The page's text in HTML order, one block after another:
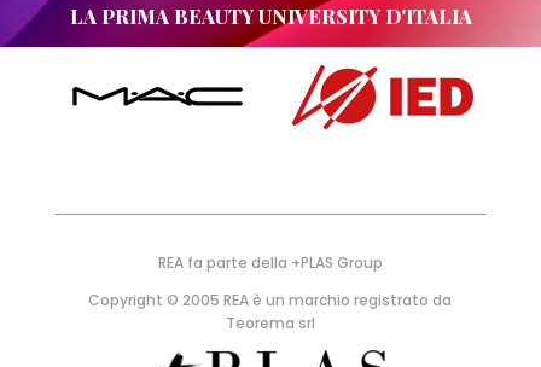
LA PRIMA BEAUTY UNIVERSITY D'ITALIA
REA fa parte della +PLAS Group
Copyright © 2005 REA è un marchio registrato da
Teorema srl